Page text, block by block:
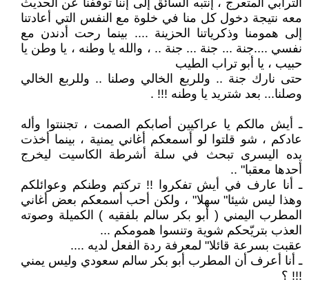
الترابي المتعرج ، إنتبه السائق إلى إننا توقفنا عن الحديث
معه نتيجة دخول كل منا في خلوة مع النفس التي أعادتنا
إلى همومنا وذكرياتنا الحزينة .... بينما رحت أدندن مع
نفسي ....جنة ... جنة ... جنة .. ، والله يا وطنه ، يا وطن يا
حبيب ، يا أبو تراب الطيب
حتى نارك جنة .. وللربع الخالي وصلنا .. وللربع الخالي
وصلنا... بعد شتريد يا وطنه !!! .
ـ أيش مالكم يا عراكيين أصابكم الصمت ، تجننتوا وأله
عادكم ، شو قلتوا لو أسمعكم أغاني يمنية ، بينما أخذت
يده اليسرى تبحث في سلة أشرطة الكاسيت ليخرج
أحدها معقبا" ..
ـ أنا عارف في أيش تفكروا !! تركتم وطنكم وعوائلكم
وهذا ليس شيئا" سهلا" ، ولكن أحب أسمعكم بعض أغاني
المطرب اليمني ( أبو بكر سالم بلفقيه ) الكميلة وصوته
العذب بتريّحكم شوية وتنسوا همومكم ...
عقبت بسرعة قائلا" لمعرفة ردة الفعل لديه ....
ـ أنا أعرف أن المطرب أبو بكر سالم سعودي وليس يمني
!!! ؟